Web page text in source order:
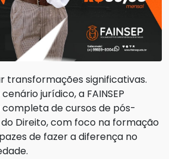
transformações significativas.
jurídico, a FAINSEP
de cursos de pós-
Direito, com foco na formação
de fazer a diferença no